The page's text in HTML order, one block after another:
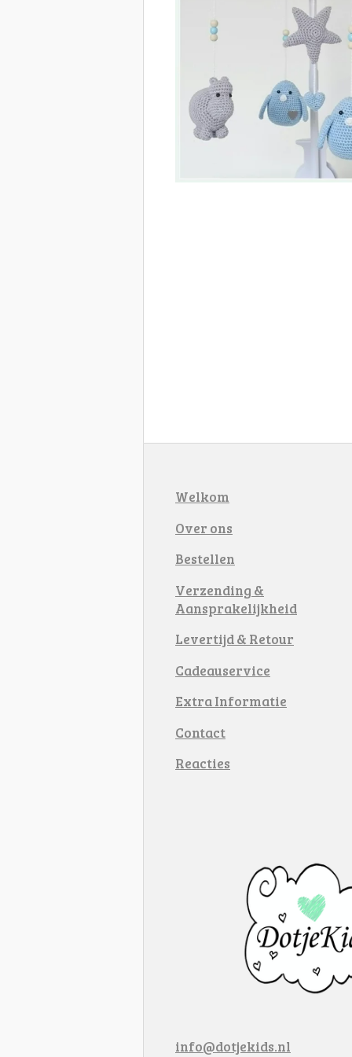
Welkom
Over ons
Bestellen
Verzending &
Aansprakelijkheid
Levertijd & Retour
Cadeauservice
Extra Informatie
Contact
Reacties
info@dotjekids.nl